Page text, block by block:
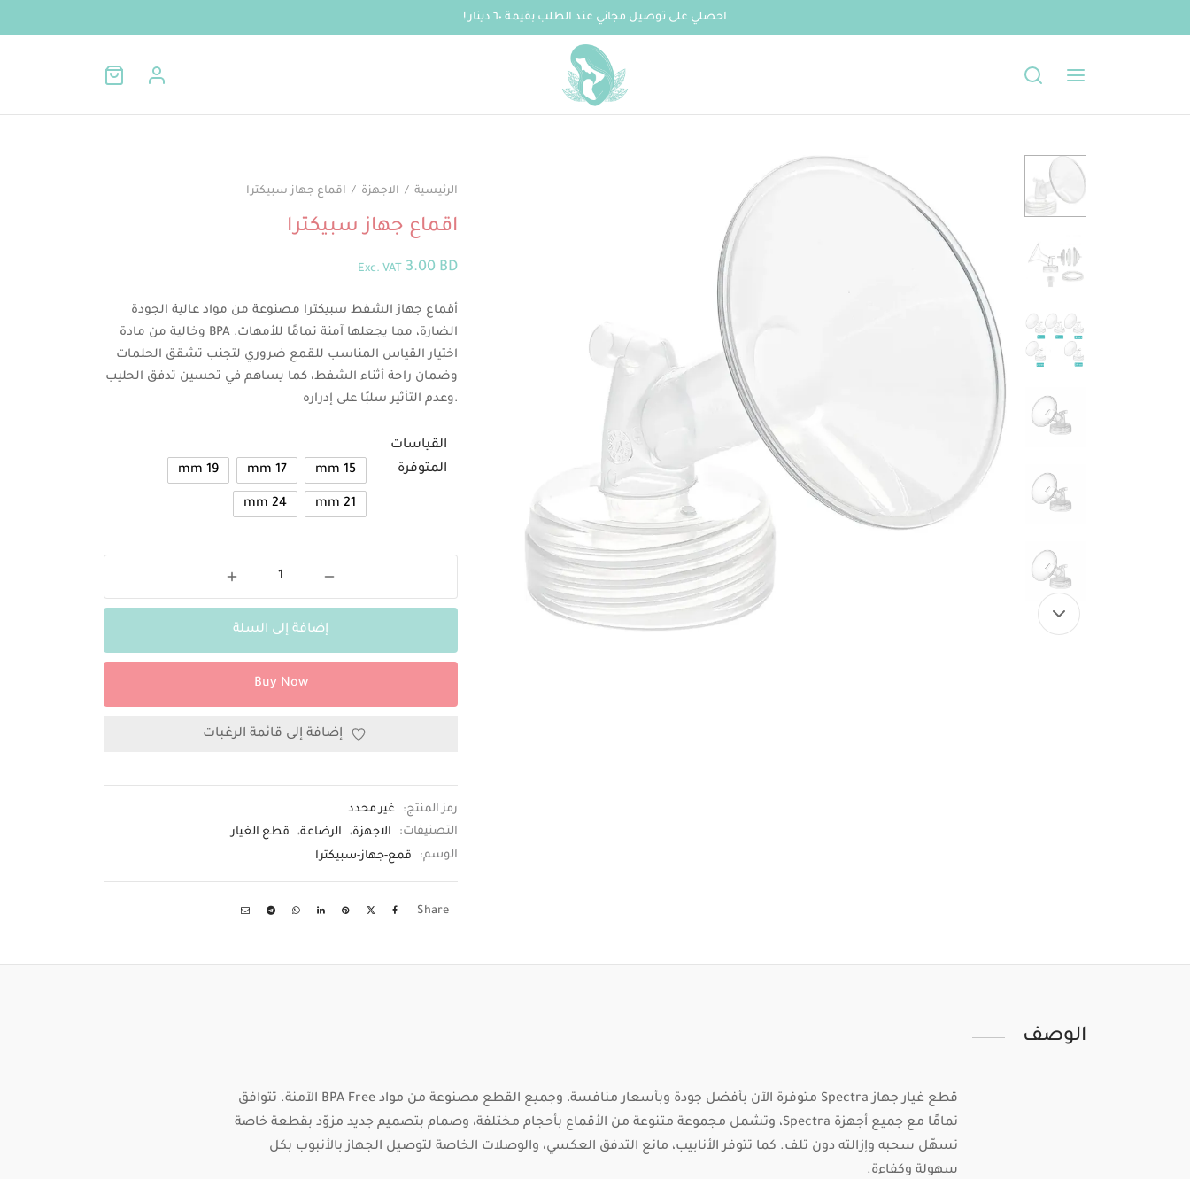
احصلي على توصيل مجاني عند الطلب بقيمة ٦٠ دينار !
الرئيسية / الاجهزة / اقماع جهاز سبيكترا
اقماع جهاز سبيكترا
3.00 BD
Exc. VAT
أقماع جهاز الشفط سبيكترا مصنوعة من مواد عالية الجودة
وخالية من مادة BPA الضارة، مما يجعلها آمنة تمامًا للأمهات.
اختيار القياس المناسب للقمع ضروري لتجنب تشقق الحلمات
وضمان راحة أثناء الشفط، كما يساهم في تحسين تدفق الحليب
وعدم التأثير سلبًا على إدراره.
القياسات
المتوفرة
15 mm
17 mm
19 mm
21 mm
24 mm
إضافة إلى السلة
Buy Now
إضافة إلى قائمة الرغبات
رمز المنتج:
غير محدد
التصنيفات:
الاجهزة, الرضاعة,
قطع الغيار
الوسم:
قمع-جهاز-سبيكترا
Share
الوصف
قطع غيار جهاز Spectra متوفرة الآن بأفضل جودة وبأسعار منافسة، وجميع القطع مصنوعة من مواد BPA Free الآمنة. تتوافق
تمامًا مع جميع أجهزة Spectra، وتشمل مجموعة متنوعة من الأقماع بأحجام مختلفة، وصمام بتصميم جديد مزوّد بقطعة خاصة
تسهّل سحبه وإزالته دون تلف. كما تتوفر الأنابيب، مانع التدفق العكسي، والوصلات الخاصة لتوصيل الجهاز بالأنبوب بكل
سهولة وكفاءة.